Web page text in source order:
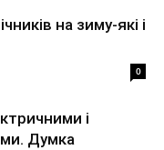
на зиму-які і
0
і
Думка